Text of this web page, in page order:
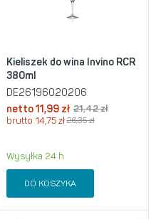
Kieliszek do wina Invino RCR
380ml
DE26196020206
netto 11,99 zł 21,42zł
brutto 14,75 zł 26,35zł
Wysyłka 24 h
DO KOSZYKA